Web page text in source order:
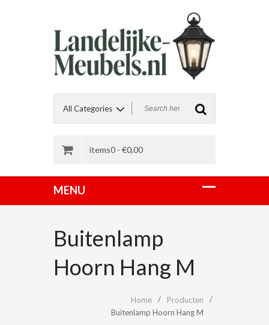
items0 - €0,00
Buitenlamp
Hoorn Hang M
Home
Producten
Buitenlamp Hoorn Hang M